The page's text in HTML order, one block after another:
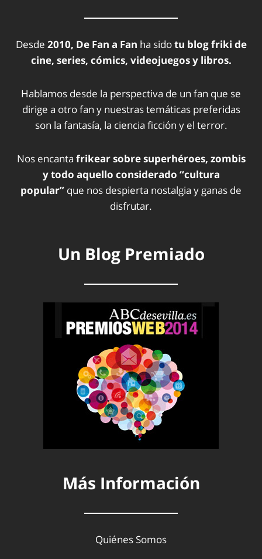
Desde 2010, De Fan a Fan ha sidotu blog friki de
cine, series, cómics, videojuegos y libros.
Hablamos desde la perspectiva de un fan que se
dirige a otro fan y nuestras temáticas preferidas
son la fantasía, la ciencia ficción y el terror.
Nos encanta frikear sobre superhéroes, zombis
y todo aquello considerado “cultura
popular” que nos despierta nostalgia y ganas de
disfrutar.
Un Blog Premiado
Más Información
Quiénes Somos